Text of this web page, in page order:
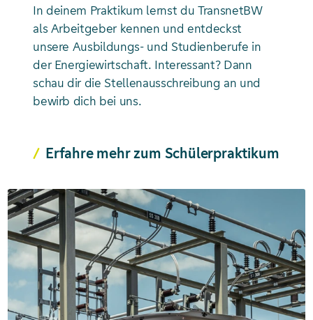
In deinem Praktikum lernst du TransnetBW
als Arbeitgeber kennen und entdeckst
unsere Ausbildungs- und Studienberufe in
der Energiewirtschaft. Interessant? Dann
schau dir die Stellenausschreibung an und
bewirb dich bei uns.
Erfahre mehr zum Schülerpraktikum